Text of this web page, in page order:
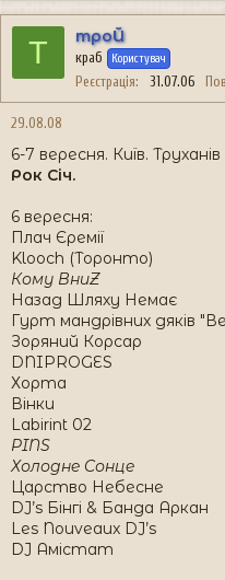
Т троЙ
краб Користувач
Реєстрація 31.07.06
29.08.08
6-7 вересня. Київ.
Рок Січ.
6 вересня:
Плач Єремії
Klooch (Торонто)
Кому ВниZ
Назад Шляху Немає
Гурт мандрівних дяків
Зоряний Корсар
DNIPROGES
Хорта
Вінки
Labirint 02
PINS
Холодне Cонце
Царство Небесне
DJ’s Бінгі & Банда Аркан
Les Nouveaux DJ’s
DJ Амістат